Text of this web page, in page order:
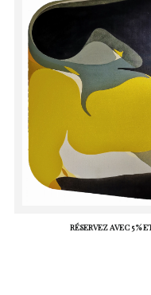
RÉSERVEZ AVEC 5 %